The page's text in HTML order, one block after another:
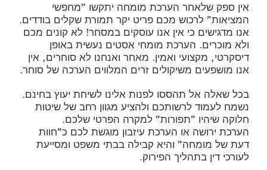
אין ספק שלאחר הערכת מומחה יתקשו "מחפשי
המציאות" לרכוש מכם פריט יקר תמורת שקלים בודדים.
אנו מדגישים כי אין אנו עוסקים במסחר! לא קונים מכם
ולא מוכרים. הערכת מומחי אסטים נעשית באופן
דיסקרטי, מקצועי ואמין. מאחר ואנחנו לא סוחרים, אין
אנו מושפעים משיקולים זרים המלווים הערכה של סוחר.
בכל שאלה אל תהססו לפנות אלינו לשיחת יעוץ בחינם.
נשמח לעמוד לרשותכם ולהציע מגוון רחב של שיטות
חלוקה שיהיו "תפורות" למקרה הפרטי שלכם.
הערכת ירושה או הערכת עיזבון מוגשת לכם כ"חוות
דעת של מומחה" והיא קבילה בבתי משפט ומסייעת
לעורכי דין בתהליך הפירוק.